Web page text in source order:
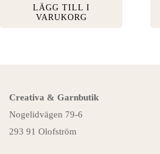
LÄGG TILL I
VARUKORG
Creativa & Garnbutik
Nogelidvägen 79-6
293 91 Olofström